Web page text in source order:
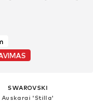
SWAROVSKI
Auskarai 'Stilla'